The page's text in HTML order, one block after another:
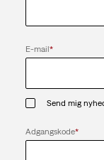
E-mail*
Send mig
Adgangskode*